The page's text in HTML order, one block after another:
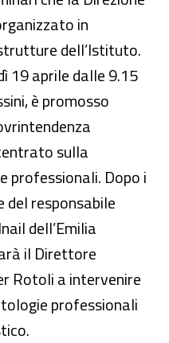
in
dell’Istituto.
19 aprile dalle 9.15
è promosso
sulla
professionali. Dopo i
responsabile
dell’Emilia
il Direttore
Rotoli a intervenire
professionali